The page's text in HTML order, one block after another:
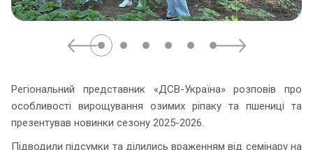
Регіональний представник «ДСВ-Україна» розповів про
особливості вирощування озимих ріпаку та пшениці та
презентував новинки сезону 2025-2026.
Підводили підсумки та ділились враженням від семінару на